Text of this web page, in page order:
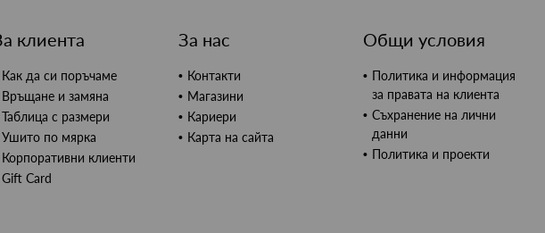
клиента
Как да си поръчаме
Връщане и замяна
Таблица с размери
Ушито по мярка
Корпоративни клиенти
Gift Card
За нас
Контакти
Магазини
Кариери
Карта на сайта
Общи условия
Политика и информация
за правата на клиента
Съхранение на лични
данни
Политика и проекти